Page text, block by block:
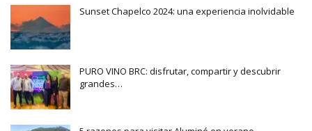
Sunset Chapelco 2024: una experiencia inolvidable
PURO VINO BRC: disfrutar, compartir y descubrir
grandes…